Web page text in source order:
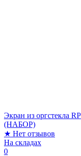
Экран из оргстекла
(НАБОР)
★ Нет отзывов
На складах
0